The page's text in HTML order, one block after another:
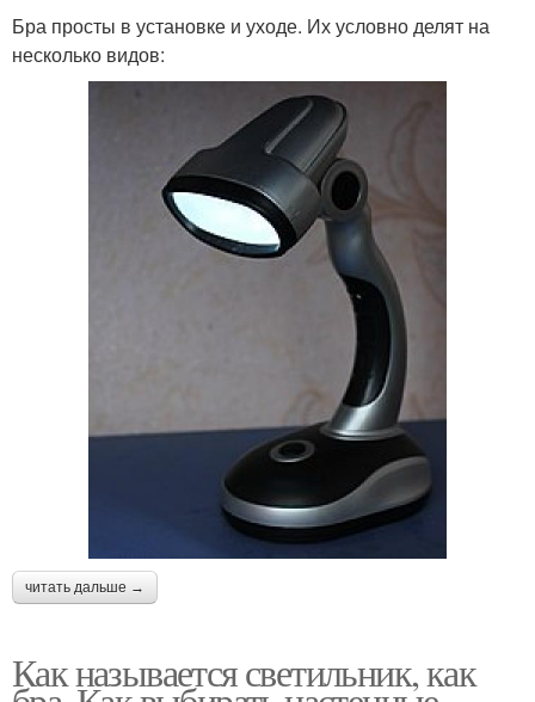
Бра просты в установке и уходе. Их условно делят на
несколько видов:
читать дальше →
Как называется светильник, как